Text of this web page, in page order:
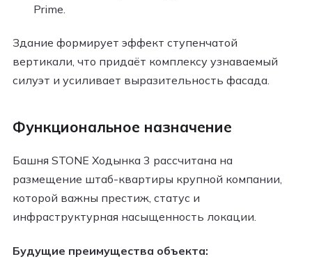
Prime.
Здание формирует эффект ступенчатой
вертикали, что придаёт комплексу узнаваемый
силуэт и усиливает выразительность фасада.
Функциональное назначение
Башня STONE Ходынка 3 рассчитана на
размещение штаб-квартиры крупной компании,
которой важны престиж, статус и
инфраструктурная насыщенность локации.
Будущие преимущества объекта: